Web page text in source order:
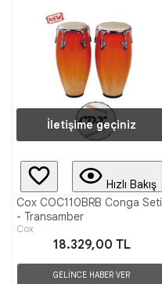
İletişime geçiniz
Hızlı Bakış
Cox COC110BRB Conga Seti
- Transamber
Cox
18.329,00 TL
GELİNCE HABER VER